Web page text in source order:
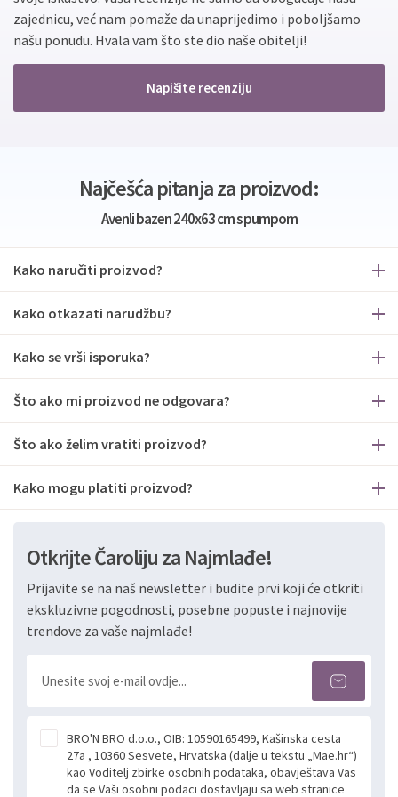
zajednicu, već nam pomaže da unaprijedimo i poboljšamo
našu ponudu. Hvala vam što ste dio naše obitelji!
Napišite recenziju
Najčešća pitanja za proizvod:
Avenli bazen 240x63 cm s pumpom
Kako naručiti proizvod?
Kako otkazati narudžbu?
Kako se vrši isporuka?
Što ako mi proizvod ne odgovara?
Što ako želim vratiti proizvod?
Kako mogu platiti proizvod?
Otkrijte Čaroliju za Najmlađe!
Prijavite se na naš newsletter i budite prvi koji će otkriti
ekskluzivne pogodnosti, posebne popuste i najnovije
trendove za vaše najmlađe!
BRO'N BRO d.o.o., OIB: 10590165499, Kašinska cesta
27a , 10360 Sesvete, Hrvatska (dalje u tekstu „Mae.hr“)
kao Voditelj zbirke osobnih podataka, obavještava Vas
da se Vaši osobni podaci dostavljaju sa web stranice